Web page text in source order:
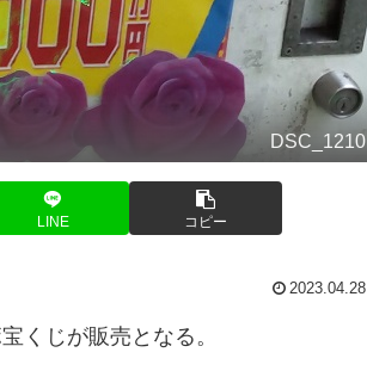
DSC_1210
LINE コピー
2023.04.28
くじが販売となる。